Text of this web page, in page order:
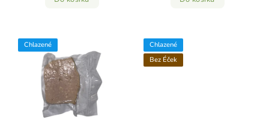
Chlazené
Chlazené
Bez Éček